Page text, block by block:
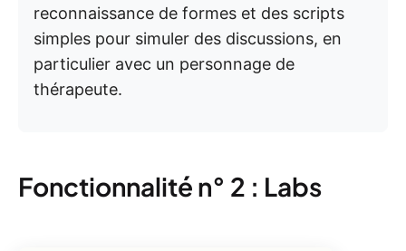
reconnaissance de formes et des scripts
simples pour simuler des discussions, en
particulier avec un personnage de
thérapeute.
Fonctionnalité n° 2 : Labs